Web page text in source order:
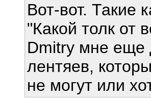
Вот-вот. Такие
"Какой толк от
Dmitry мне еще
лентяев,
не могут или